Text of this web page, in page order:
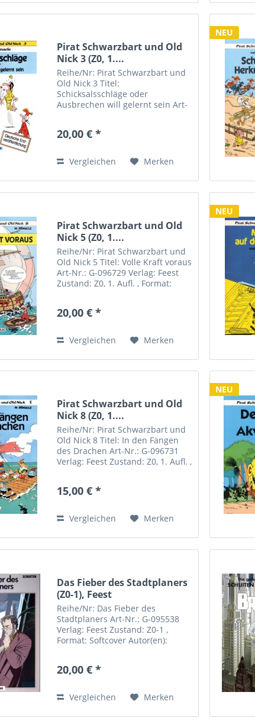
Pirat Schwarzbart und Old
Nick 3 (Z0, 1....
Reihe/Nr: Pirat Schwarzbart und
Old Nick 3 Titel:
Schicksalsschläge oder
Ausbrechen will gelernt sein Art-
Softcover Autor(en): M. Remacle
20,00 € *
Vergleichen Merken
NEU
Pirat Schwarzbart und Old
Nick 5 (Z0, 1....
Reihe/Nr: Pirat Schwarzbart und
Old Nick 5 Titel: Volle Kraft voraus
Art-Nr.: G-096729 Verlag: Feest
Zustand: Z0, 1. Aufl. , Format:
20,00 € *
Vergleichen Merken
NEU
Pirat Schwarzbart und Old
Nick 8 (Z0, 1....
Reihe/Nr: Pirat Schwarzbart und
Old Nick 8 Titel: In den Fängen
des Drachen Art-Nr.: G-096731
Verlag: Feest Zustand: Z0, 1. Aufl. ,
Softcover Autor(en): M. Remacle
15,00 € *
Vergleichen Merken
NEU
Das Fieber des Stadtplaners
(Z0-1), Feest
Reihe/Nr: Das Fieber des
Stadtplaners Art-Nr.: G-095538
Verlag: Feest Zustand: Z0-1 ,
Format: Softcover Autor(en):
20,00 € *
Vergleichen Merken